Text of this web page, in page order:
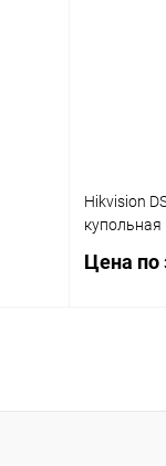
Hikvision
купольная
Цена по
Купить